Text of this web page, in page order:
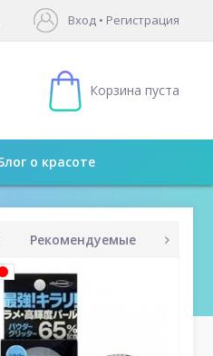
Вход • Регистрация
Корзина пуста
о красоте
Рекомендуемые